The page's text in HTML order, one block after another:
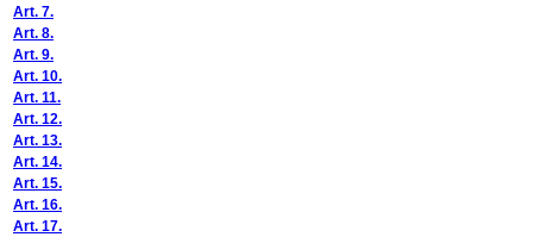
Art. 7.
Art. 8.
Art. 9.
Art. 10.
Art. 11.
Art. 12.
Art. 13.
Art. 14.
Art. 15.
Art. 16.
Art. 17.